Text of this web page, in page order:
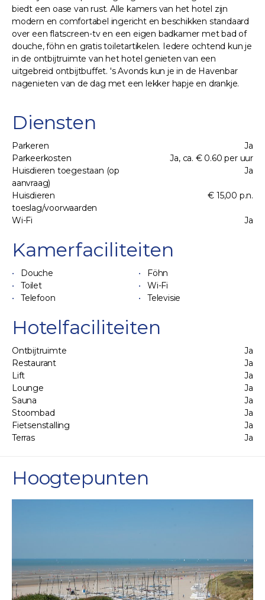
biedt een oase van rust. Alle kamers van het hotel zijn
modern en comfortabel ingericht en beschikken standaard
over een flatscreen-tv en een eigen badkamer met bad of
douche, föhn en gratis toiletartikelen. Iedere ochtend kun je
in de ontbijtruimte van het hotel genieten van een
uitgebreid ontbijtbuffet. 's Avonds kun je in de Havenbar
nagenieten van de dag met een lekker hapje en drankje.
Diensten
Parkeren
Ja
Parkeerkosten
Ja, ca. € 0.60 per uur
Huisdieren toegestaan (op
aanvraag)
Ja
Huisdieren
toeslag/voorwaarden
€ 15,00 p.n.
Wi-Fi Ja
Kamerfaciliteiten
Douche
Föhn
Toilet
Wi-Fi
Telefoon
Televisie
Hotelfaciliteiten
Ontbijtruimte
Ja
Restaurant
Ja
Lift
Ja
Lounge
Ja
Sauna
Ja
Stoombad
Ja
Fietsenstalling
Ja
Terras
Ja
Hoogtepunten